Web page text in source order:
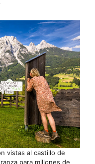
vistas al castillo de
para millones de